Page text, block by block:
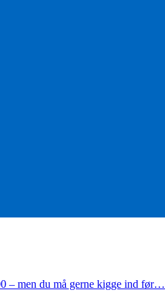
– men du må gerne kigge ind før…